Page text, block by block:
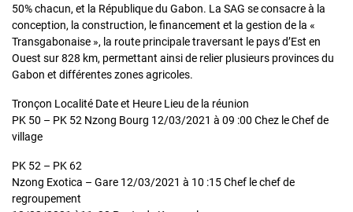
50% chacun, et la République du Gabon. La SAG se consacre à la
conception, la construction, le financement et la gestion de la «
Transgabonaise », la route principale traversant le pays d’Est en
Ouest sur 828 km, permettant ainsi de relier plusieurs provinces du
Gabon et différentes zones agricoles.
Tronçon Localité Date et Heure Lieu de la réunion
PK 50 – PK 52 Nzong Bourg 12/03/2021 à 09 :00 Chez le Chef de
village
PK 52 – PK 62
Nzong Exotica – Gare 12/03/2021 à 10 :15 Chef le chef de
regroupement